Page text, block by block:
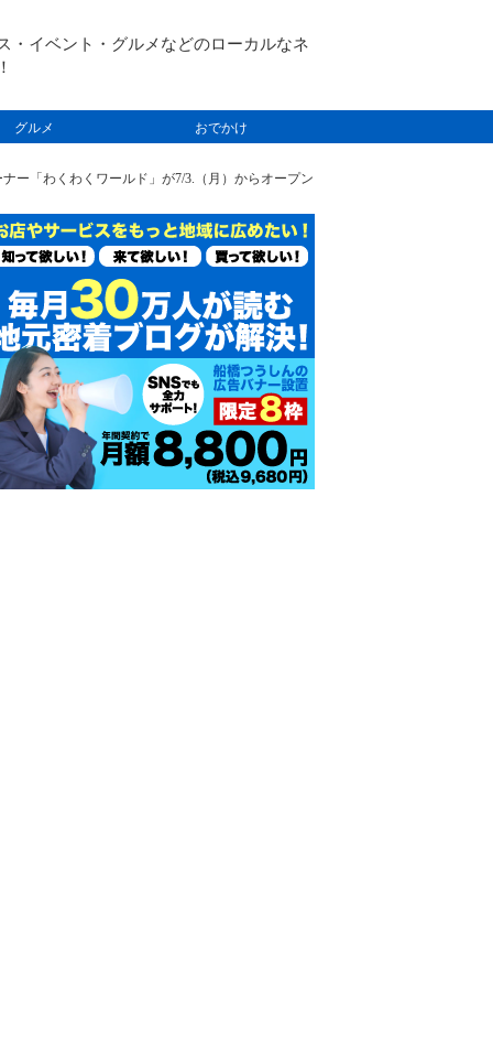
・イベント・グルメなどのローカルなネ
グルメ おでかけ
ー「わくわくワールド」が7/3.（月）からオープン